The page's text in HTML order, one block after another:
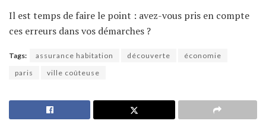
Il est temps de faire le point : avez-vous pris en compte
ces erreurs dans vos démarches ?
Tags: assurance habitation découverte
économie
paris
ville coûteuse